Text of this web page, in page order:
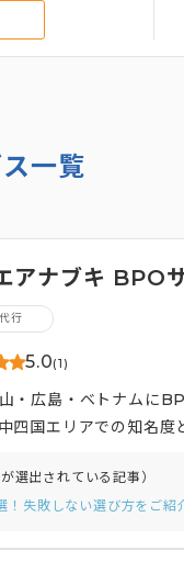
一覧
アナブキ BPO
行
5.0(1)
・広島・ベトナムに
四国エリアでの知名
選出されている記事）
失敗しない選び方をご紹